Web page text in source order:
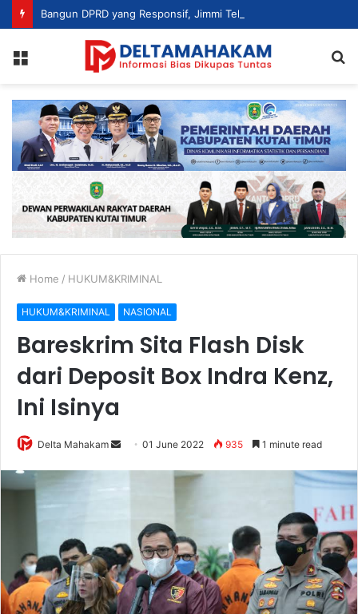
Home / HUKUM&KRIMINAL
HUKUM&KRIMINAL NASIONAL
Bareskrim Sita Flash Disk
dari Deposit Box Indra Kenz,
Ini Isinya
Delta Mahakam
e
m
a
01 June 2022 935 1 minute read